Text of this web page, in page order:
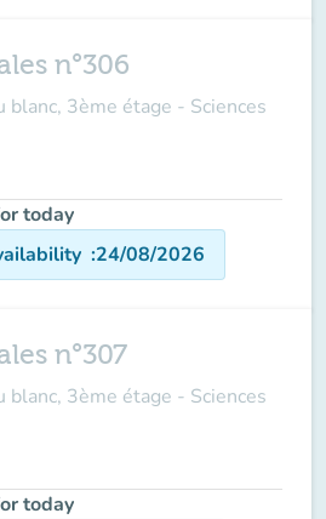
n°306
blanc, 3ème étage - Sciences
today
:24/08/2026
n°307
blanc, 3ème étage - Sciences
today